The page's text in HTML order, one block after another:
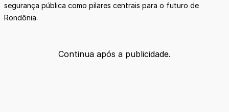
segurança pública como pilares centrais para o futuro de
Rondônia.
Continua após a publicidade.